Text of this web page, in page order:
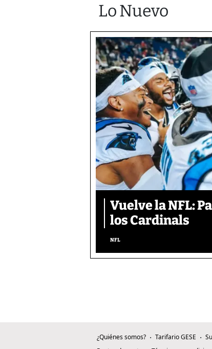
Lo Nuevo
Vuelve la NFL:
los Cardinals
NFL
¿Quiénes somos? Tarifario GESE